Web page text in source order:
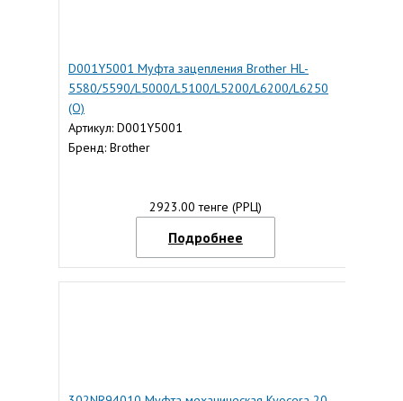
D001Y5001 Муфта зацепления Brother HL-
5580/5590/L5000/L5100/L5200/L6200/L6250
(О)
Артикул: D001Y5001
Бренд: Brother
2923.00 тенге (РРЦ)
Подробнее